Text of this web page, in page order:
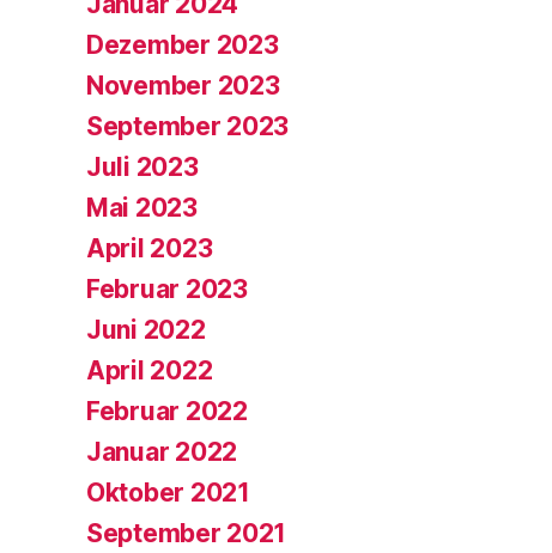
Dezember 2023
November 2023
September 2023
Juli 2023
Mai 2023
April 2023
Februar 2023
Juni 2022
April 2022
Februar 2022
Januar 2022
Oktober 2021
September 2021